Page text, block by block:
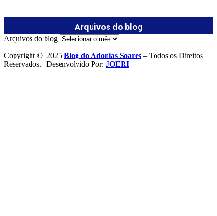
Arquivos do blog
Arquivos do blog
Copyright © 2025 Blog do Adonias Soares – Todos os Direitos
Reservados. | Desenvolvido Por: JOERI